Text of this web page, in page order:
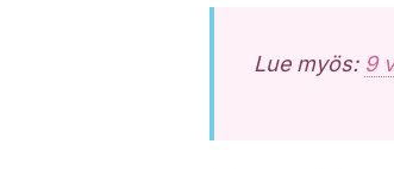
Lue myös: 9